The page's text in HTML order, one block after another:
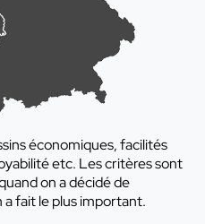
économiques, facilités
etc. Les critères sont
on a décidé de
a fait le plus important.